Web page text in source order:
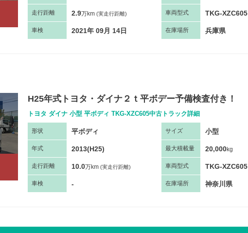
走行距離 2.9万km (実走行距離) 車両型式 TKG-XZC605
車検 2021年 09月 14日 在庫場所 兵庫県
H25年式トヨタ・ダイナ２ｔ平ボデー予備検査付き！
トヨタ ダイナ 小型 平ボディ TKG-XZC605中古トラック詳細
形状 平ボディ サイズ 小型
年式 2013(H25) 最大積載量 20,000kg
走行距離 10.0万km (実走行距離) 車両型式 TKG-XZC605
車検 - 在庫場所 神奈川県